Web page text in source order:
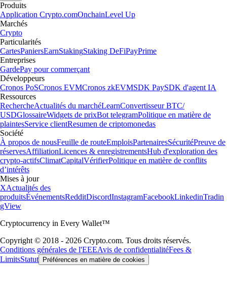
Produits
Application Crypto.comOnchainLevel Up
Marchés
Crypto
Particularités
CartesPaniersEarnStakingStaking DeFiPayPrime
Entreprises
GardePay pour commerçant
Développeurs
Cronos PoSCronos EVMCronos zkEVMSDK PaySDK d'agent IA
Ressources
RechercheActualités du marchéLearnConvertisseur BTC/
USDGlossaireWidgets de prixBot telegramPolitique en matière de
plaintesService clientResumen de criptomonedas
Société
À propos de nousFeuille de routeEmploisPartenairesSécuritéPreuve de
réservesAffiliationLicences & enregistrementsHub d'exploration des
crypto-actifsClimatCapitalVérifierPolitique en matière de conflits
d’intérêts
Mises à jour
XActualités des
produitsÉvénementsRedditDiscordInstagramFacebookLinkedinTradin
gView
Cryptocurrency in Every Wallet™
Copyright © 2018 - 2026 Crypto.com. Tous droits réservés.
Conditions générales de l'EEEAvis de confidentialitéFees &
LimitsStatut Préférences en matière de cookies